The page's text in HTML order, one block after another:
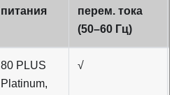
питания
перем. тока
(50–60 Гц)
80 PLUS
Platinum,
√